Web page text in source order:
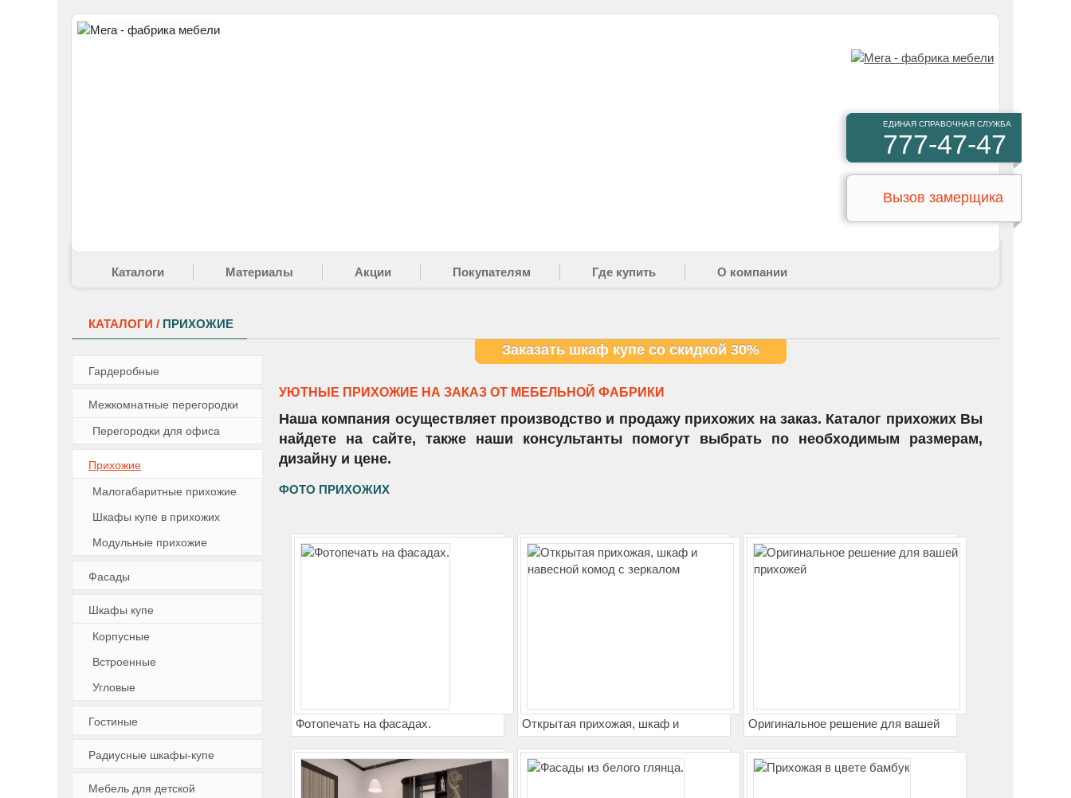
ЕДИНАЯ СПРАВОЧНАЯ СЛУЖБА
777-47-47
Вызов замерщика
Каталоги Материалы Акции Покупателям Где купить О компании
КАТАЛОГИ / ПРИХОЖИЕ
Гардеробные
Межкомнатные перегородки
Перегородки для офиса
Прихожие
Малогабаритные прихожие
Шкафы купе в прихожих
Модульные прихожие
Фасады
Шкафы купе
Корпусные
Встроенные
Угловые
Гостиные
Радиусные шкафы-купе
Мебель для детской
Заказать шкаф купе со скидкой 30%
УЮТНЫЕ ПРИХОЖИЕ НА ЗАКАЗ ОТ МЕБЕЛЬНОЙ ФАБРИКИ
Наша компания осуществляет производство и продажу прихожих на заказ. Каталог прихожих Вы
найдете на сайте, также наши консультанты помогут выбрать по необходимым размерам,
дизайну и цене.
ФОТО ПРИХОЖИХ
Фотопечать на фасадах. Открытая прихожая, шкаф и
навесной комод с зеркалом
Оригинальное решение для вашей
прихожей